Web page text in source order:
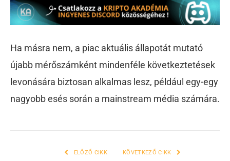
Ha másra nem, a piac aktuális állapotát mutató
újabb mérőszámként mindenféle következtetések
levonására biztosan alkalmas lesz, például egy-egy
nagyobb esés során a mainstream média számára.
ELŐZŐ CIKK KÖVETKEZŐ CIKK